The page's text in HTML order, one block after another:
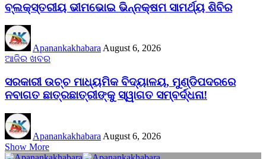
ବ୍ଲକ୍‌ସ୍ତରୀୟ ଭୀମଭୋଇ ଭିନ୍ନକ୍ଷମ ସାମର୍ଥ୍ୟ ଶିବିର
ApanankakhabaraAugust 6, 2026
ଆଜିର ଖବର
ସରକାରୀ ଉଚ୍ଚ ମାଧ୍ୟମିକ ବିଦ୍ୟାଳୟ, ମୁଣ୍ଡିପଦରରେ
ନବାଗତ ଛାତ୍ରଛାତ୍ରୀଙ୍କୁ ସ୍ୱାଗତ ସମ୍ବର୍ଦ୍ଧନା!
Apanankakhabara August 6, 2026
Show More